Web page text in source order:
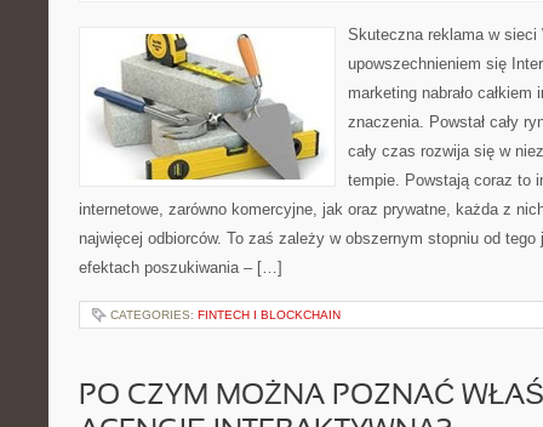
Skuteczna reklama w sieci
upowszechnieniem się
marketing nabrało całkiem
znaczenia. Powstał cały
cały czas rozwija się w
tempie. Powstają coraz to
internetowe, zarówno komercyjne, jak oraz prywatne, każda z
najwięcej odbiorców. To zaś zależy w obszernym stopniu od
efektach poszukiwania – […]
CATEGORIES: FINTECH I BLOCKCHAIN
PO CZYM MOŻNA POZNAĆ